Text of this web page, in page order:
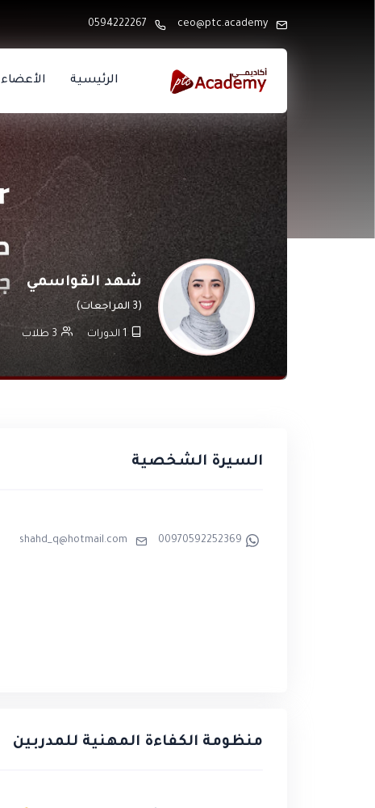
ceo@ptc.academy
0594222267
الرئيسية الأعضاء
شهد القواسمي
(3 المراجعات)
1 الدورات 3 طلاب
السيرة الشخصية
00970592252369
shahd_q@hotmail.com
منظومة الكفاءة المهنية للمدربين